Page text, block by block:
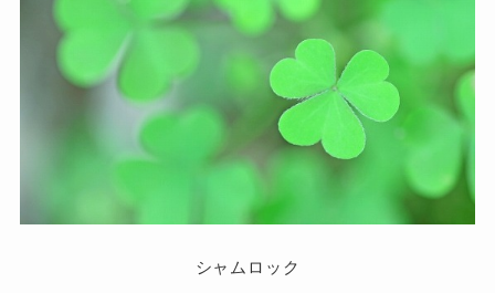
シャムロック